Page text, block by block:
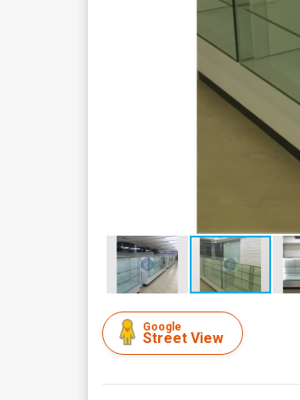
Google
Street View